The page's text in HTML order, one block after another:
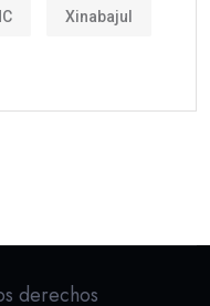
Xinabajul
derechos